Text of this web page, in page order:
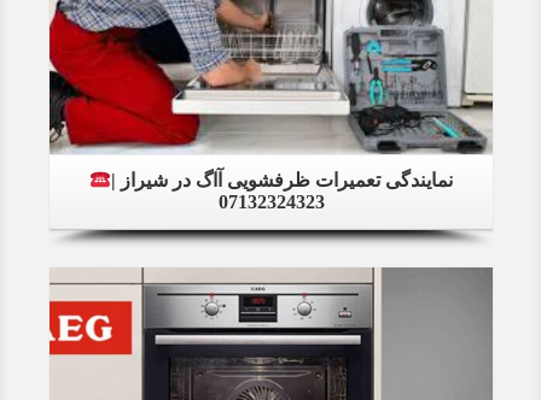
نمایندگی تعمیرات ظرفشویی آاگ در شیراز |
07132324323
Details